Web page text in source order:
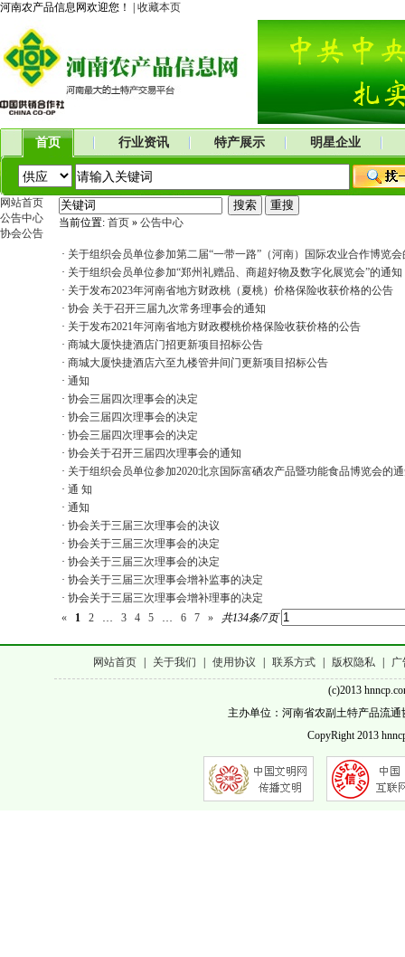
河南农产品信息网欢迎您！ | 收藏本页
首页 行业资讯 特产展示 明星企业
网站首页
公告中心
协会公告
当前位置: 首页 » 公告中心
· 关于组织会员单位参加第二届“一带一路”（河南）国际农业合作博览
· 关于组织会员单位参加“郑州礼赠品、商超好物及数字化展览会”的通知
· 关于发布2023年河南省地方财政桃（夏桃）价格保险收获价格的公告
· 协会 关于召开三届九次常务理事会的通知
· 关于发布2021年河南省地方财政樱桃价格保险收获价格的公告
· 商城大厦快捷酒店门招更新项目招标公告
· 商城大厦快捷酒店六至九楼管井间门更新项目招标公告
· 通知
· 协会三届四次理事会的决定
· 协会三届四次理事会的决定
· 协会三届四次理事会的决定
· 协会关于召开三届四次理事会的通知
· 关于组织会员单位参加2020北京国际富硒农产品暨功能食品博览会的
· 通 知
· 通知
· 协会关于三届三次理事会的决议
· 协会关于三届三次理事会的决定
· 协会关于三届三次理事会的决定
· 协会关于三届三次理事会增补监事的决定
· 协会关于三届三次理事会增补理事的决定
«
1 2 … 3 4 5 … 6 7 » 共134条/7页
网站首页 关于我们 使用协议 联系方式 版权隐私 广
(c)2013
主办单位：河南省农副土特产品流通
CopyRight 2013